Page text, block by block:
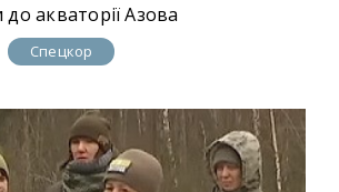
акваторії Азова
Спецкор